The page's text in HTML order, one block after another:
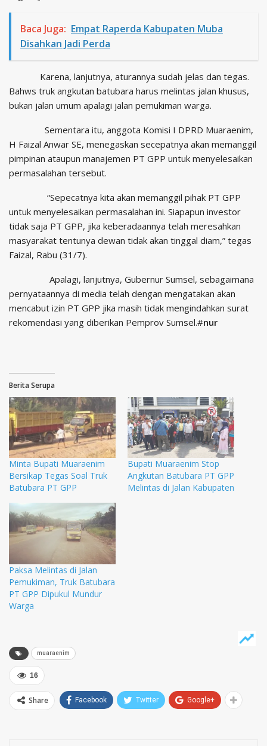
Baca Juga: Empat Raperda Kabupaten Muba
Disahkan Jadi Perda
Karena, lanjutnya, aturannya sudah jelas dan tegas.
Bahws truk angkutan batubara harus melintas jalan khusus,
bukan jalan umum apalagi jalan pemukiman warga.
Sementara itu, anggota Komisi I DPRD Muaraenim,
H Faizal Anwar SE, menegaskan secepatnya akan memanggil
pimpinan ataupun manajemen PT GPP untuk menyelesaikan
permasalahan tersebut.
“Sepecatnya kita akan memanggil pihak PT GPP
untuk menyelesaikan permasalahan ini. Siapapun investor
tidak saja PT GPP, jika keberadaannya telah meresahkan
masyarakat tentunya dewan tidak akan tinggal diam,” tegas
Faizal, Rabu (31/7).
Apalagi, lanjutnya, Gubernur Sumsel, sebagaimana
pernyataannya di media telah dengan mengatakan akan
mencabut izin PT GPP jika masih tidak mengindahkan surat
rekomendasi yang diberikan Pemprov Sumsel.#nur
Berita Serupa
Minta Bupati Muaraenim
Bersikap Tegas Soal Truk
Batubara PT GPP
Bupati Muaraenim Stop
Angkutan Batubara PT GPP
Melintas di Jalan Kabupaten
Paksa Melintas di Jalan
Pemukiman, Truk Batubara
PT GPP Dipukul Mundur
Warga
muaraenim
16
Share Facebook Twitter Google+